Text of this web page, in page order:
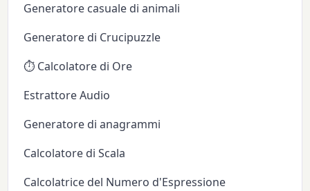
Generatore casuale di animali
Generatore di Crucipuzzle
⏱️ Calcolatore di Ore
Estrattore Audio
Generatore di anagrammi
Calcolatore di Scala
Calcolatrice del Numero d'Espressione